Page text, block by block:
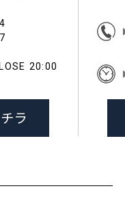
20:00
ラ